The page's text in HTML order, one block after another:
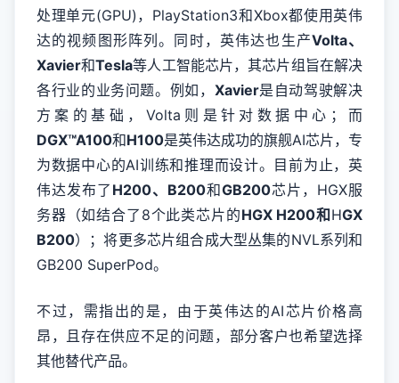
处理单元(GPU)，PlayStation3和Xbox都使用英伟
达的视频图形阵列。同时，英伟达也生产Volta、
Xavier和Tesla等人工智能芯片，其芯片组旨在解决
各行业的业务问题。例如， Xavier是自动驾驶解决
方案的基础，Volta则是针对数据中心；而
DGX™A100和H100是英伟达成功的旗舰AI芯片，专
为数据中心的AI训练和推理而设计。目前为止，英
伟达发布了 H200、B200和GB200芯片，HGX服
务器（如结合了8个此类芯片的HGX H200和HGX
B200）；将更多芯片组合成大型丛集的NVL系列和
GB200 SuperPod。
不过，需指出的是，由于英伟达的AI芯片价格高
昂，且存在供应不足的问题，部分客户也希望选择
其他替代产品。